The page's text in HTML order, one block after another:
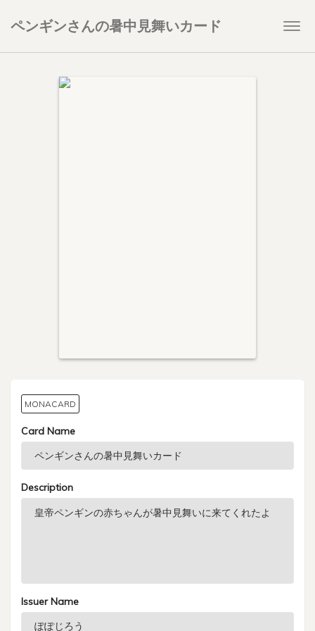
ペンギンさんの暑中見舞いカード
MONACARD
Card Name
Description
Issuer Name